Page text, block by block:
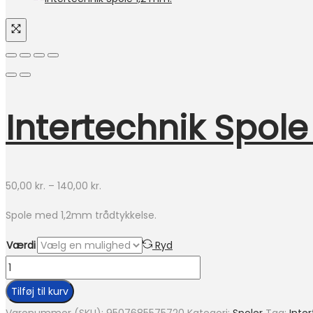
Intertechnik Spole
50,00 kr. – 140,00 kr.
140,00 kr.
Spole med 1,2mm trådtykkelse.
Værdi
Ryd
Intertechnik
Spole
1,2
Tilføj til kurv